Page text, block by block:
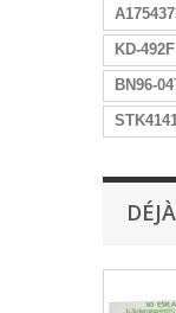
KD-492F
BN96-